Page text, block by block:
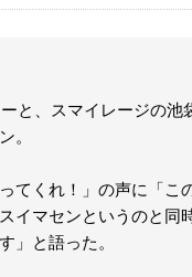
と、スマイレージの池
。
てくれ！」の声に「こ
イマセンというのと同
」と語った。